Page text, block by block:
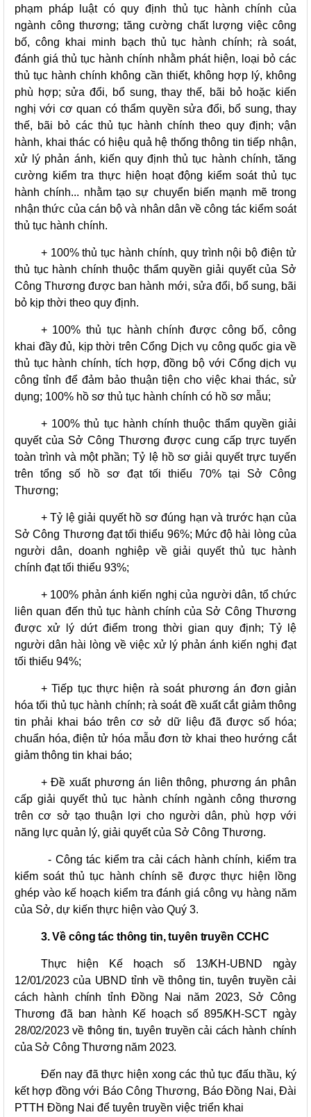
phạm pháp luật có quy định thủ tục hành chính của
ngành công thương; tăng cường chất lượng việc công
bố, công khai minh bạch thủ tục hành chính; rà soát,
đánh giá thủ tục hành chính nhằm phát hiện, loại bỏ các
thủ tục hành chính không cần thiết, không hợp lý, không
phù hợp; sửa đổi, bổ sung, thay thế, bãi bỏ hoặc kiến
nghị với cơ quan có thẩm quyền sửa đổi, bổ sung, thay
thế, bãi bỏ các thủ tục hành chính theo quy định; vận
hành, khai thác có hiệu quả hệ thống thông tin tiếp nhận,
xử lý phản ánh, kiến quy định thủ tục hành chính, tăng
cường kiểm tra thực hiện hoạt động kiểm soát thủ tục
hành chính... nhằm tạo sự chuyển biến mạnh mẽ trong
nhận thức của cán bộ và nhân dân về công tác kiểm soát
thủ tục hành chính.
+ 100% thủ tục hành chính, quy trình nội bộ điện tử
thủ tục hành chính thuộc thẩm quyền giải quyết của Sở
Công Thương được ban hành mới, sửa đổi, bổ sung, bãi
bỏ kịp thời theo quy định.
+ 100% thủ tục hành chính được công bố, công
khai đầy đủ, kịp thời trên Cổng Dịch vụ công quốc gia về
thủ tục hành chính, tích hợp, đồng bộ với Cổng dịch vụ
công tỉnh để đảm bảo thuận tiện cho việc khai thác, sử
dụng; 100% hồ sơ thủ tục hành chính có hồ sơ mẫu;
+ 100% thủ tục hành chính thuộc thẩm quyền giải
quyết của Sở Công Thương được cung cấp trực tuyến
toàn trình và một phần; Tỷ lệ hồ sơ giải quyết trực tuyến
trên tổng số hồ sơ đạt tối thiểu 70% tại Sở Công
Thương;
+ Tỷ lệ giải quyết hồ sơ đúng hạn và trước hạn của
Sở Công Thương đạt tối thiểu 96%; Mức độ hài lòng của
người dân, doanh nghiệp về giải quyết thủ tục hành
chính đạt tối thiểu 93%;
+ 100% phản ánh kiến nghị của người dân, tổ chức
liên quan đến thủ tục hành chính của Sở Công Thương
được xử lý dứt điểm trong thời gian quy định; Tỷ lệ
người dân hài lòng về việc xử lý phản ánh kiến nghị đạt
tối thiểu 94%;
+ Tiếp tục thực hiện rà soát phương án đơn giản
hóa tối thủ tục hành chính; rà soát đề xuất cắt giảm thông
tin phải khai báo trên cơ sở dữ liệu đã được số hóa;
chuẩn hóa, điện tử hóa mẫu đơn tờ khai theo hướng cắt
giảm thông tin khai báo;
+ Đề xuất phương án liên thông, phương án phân
cấp giải quyết thủ tục hành chính ngành công thương
trên cơ sở tạo thuận lợi cho người dân, phù hợp với
năng lực quản lý, giải quyết của Sở Công Thương.
- Công tác kiểm tra cải cách hành chính, kiểm tra
kiểm soát thủ tục hành chính sẽ được thực hiện lồng
ghép vào kế hoạch kiểm tra đánh giá công vụ hàng năm
của Sở, dự kiến thực hiện vào Quý 3.
3. Về công tác thông tin, tuyên truyền CCHC
Thực hiện Kế hoạch số 13/KH-UBND ngày
12/01/2023 của UBND tỉnh về thông tin, tuyên truyền cải
cách hành chính tỉnh Đồng Nai năm 2023, Sở Công
Thương đã ban hành Kế hoạch số 895/KH-SCT ngày
28/02/2023 về thông tin, tuyên truyền cải cách hành chính
của Sở Công Thương năm 2023.
Đến nay đã thực hiện xong các thủ tục đấu thầu, ký
kết hợp đồng với Báo Công Thương, Báo Đồng Nai, Đài
PTTH Đồng Nai để tuyên truyền việc triển khai